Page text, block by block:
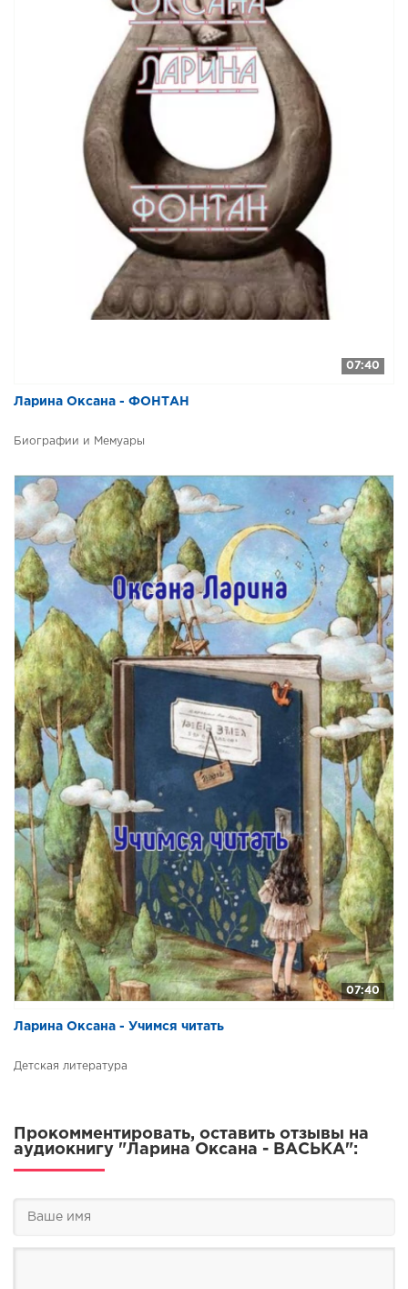
07:40
Ларина Оксана - ФОНТАН
Биографии и Мемуары
07:40
Ларина Оксана - Учимся читать
Детская литература
Прокомментировать, оставить отзывы на
аудиокнигу "Ларина Оксана - ВАСЬКА":